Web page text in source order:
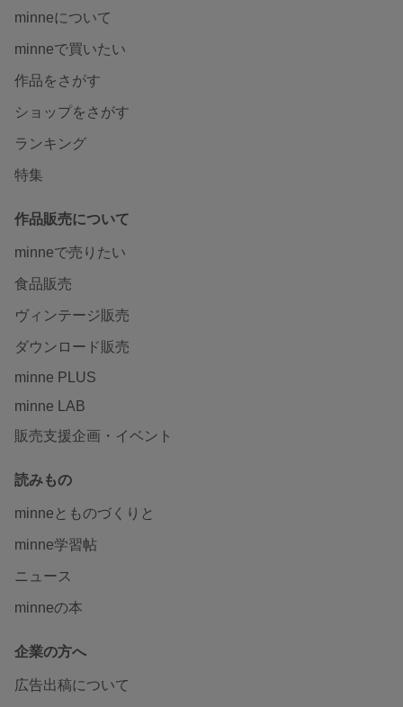
minneについて
minneで買いたい
作品をさがす
ショップをさがす
ランキング
特集
作品販売について
minneで売りたい
食品販売
ヴィンテージ販売
ダウンロード販売
minne PLUS
minne LAB
販売支援企画・イベント
読みもの
minneとものづくりと
minne学習帖
ニュース
minneの本
企業の方へ
広告出稿について